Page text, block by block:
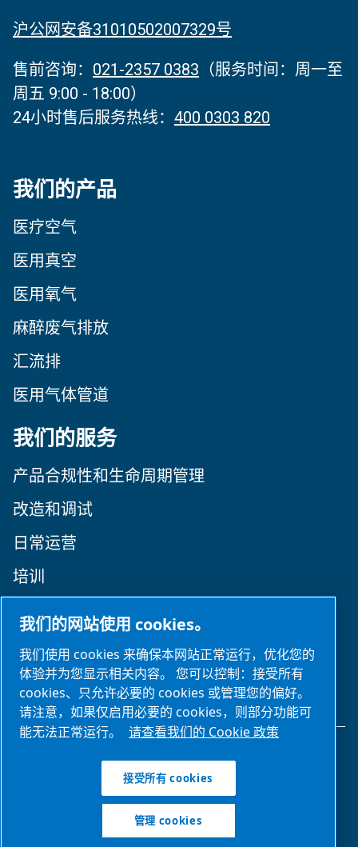
沪公网安备31010502007329号
售前咨询： 021-2357 0383 （服务时间‌：周一至
周五 9:00 - 18:00）
24小时售后服务热线： 400 0303 820
我们的产品
医疗空气
医用真空
医用氧气
麻醉废气排放
汇流排
医用气体管道
我们的服务
产品合规性和生命周期管理
改造和调试
日常运营
培训
关注我们
我们的网站使用 cookies。
我们使用 cookies 来确保本网站正常运行，优化您的
体验并为您显示相关内容。 您可以控制：接受所有
cookies、只允许必要的 cookies 或管理您的偏好。
请注意，如果仅启用必要的 cookies，则部分功能可
能无法正常运行。
请查看我们的 Cookie 政策
接受所有 cookies
管理 cookies